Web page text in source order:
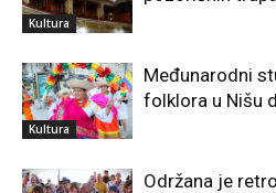
Kultura
Kultura
Međunarodni
folklora u Nišu
Održana je